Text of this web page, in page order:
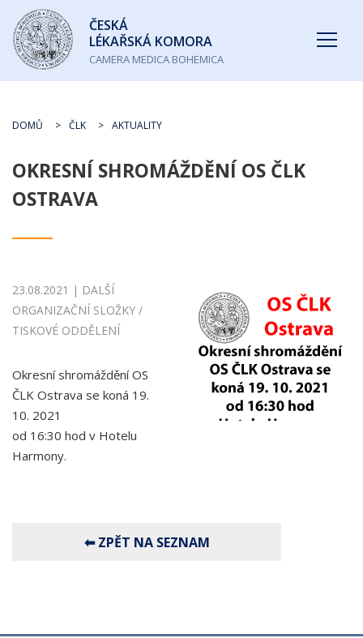
Česká
lékařská
komora
ČESKÁ
LÉKAŘSKÁ KOMORA
CAMERA MEDICA BOHEMICA
DOMŮ ČLK AKTUALITY
OKRESNÍ SHROMÁŽDĚNÍ OS ČLK
OSTRAVA
23.08.2021 | DALŠÍ
ORGANIZAČNÍ SLOŽKY /
TISKOVÉ ODDĚLENÍ
Okresní shromáždění OS
ČLK Ostrava se koná 19.
10. 2021
od 16:30 hod v Hotelu
Harmony.